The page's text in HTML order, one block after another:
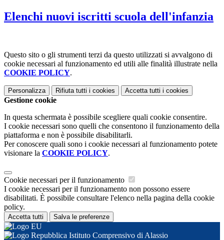
Elenchi nuovi iscritti scuola dell'infanzia
Questo sito o gli strumenti terzi da questo utilizzati si avvalgono di
cookie necessari al funzionamento ed utili alle finalità illustrate nella
COOKIE POLICY.
Personalizza Rifiuta tutti i cookies Accetta tutti i cookies
Gestione cookie
In questa schermata è possibile scegliere quali cookie consentire.
I cookie necessari sono quelli che consentono il funzionamento della
piattaforma e non è possibile disabilitarli.
Per conoscere quali sono i cookie necessari al funzionamento potete
visionare la COOKIE POLICY.
Cookie necessari per il funzionamento
I cookie necessari per il funzionamento non possono essere
disabilitati. È possibile consultare l'elenco nella pagina della cookie
policy.
Accetta tutti Salva le preferenze
Istituto Comprensivo di Alassio